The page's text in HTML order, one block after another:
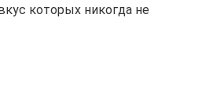
которых никогда не